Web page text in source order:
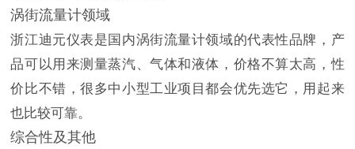
涡街流量计领域
浙江迪元仪表是国内涡街流量计领域的代表性品牌，产
品可以用来测量蒸汽、气体和液体，价格不算太高，性
价比不错，很多中小型工业项目都会优先选它，用起来
也比较可靠。
综合性及其他